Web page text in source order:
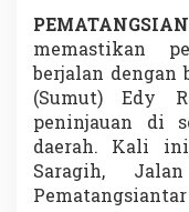
memastikan
berjalan dengan
(Sumut) Edy
peninjauan di
daerah. Kali
Saragih,